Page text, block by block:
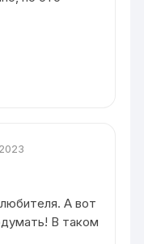
А вот
В таком